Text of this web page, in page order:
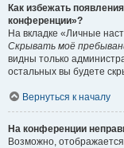
Как избежать
конференции»?
На вкладке «Личные
Скрывать моё
видны только
остальных вы будете
Вернуться к началу
На конференции
Возможно,